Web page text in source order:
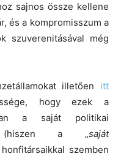
sajnos össze kellene
és a kompromisszum a
szuverenitásával még
illetően itt
hogy ezek a
a saját politikai
(hiszen a „saját
szemben